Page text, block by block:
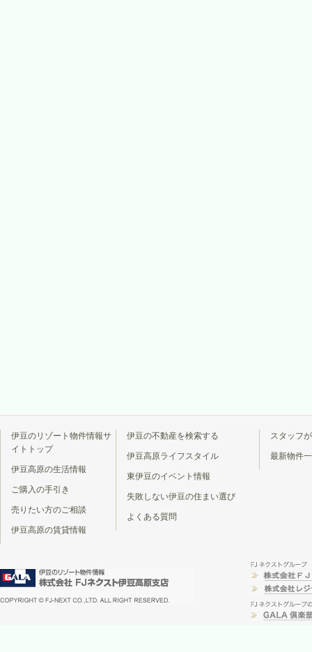
伊豆のリゾート物件情報サ
イトトップ
伊豆高原の生活情報
ご購入の手引き
売りたい方のご相談
伊豆高原の賃貸情報
伊豆の不動産を検索する
伊豆高原ライフスタイル
東伊豆のイベント情報
失敗しない伊豆の住まい選び
よくある質問
スタッフ
最新物件